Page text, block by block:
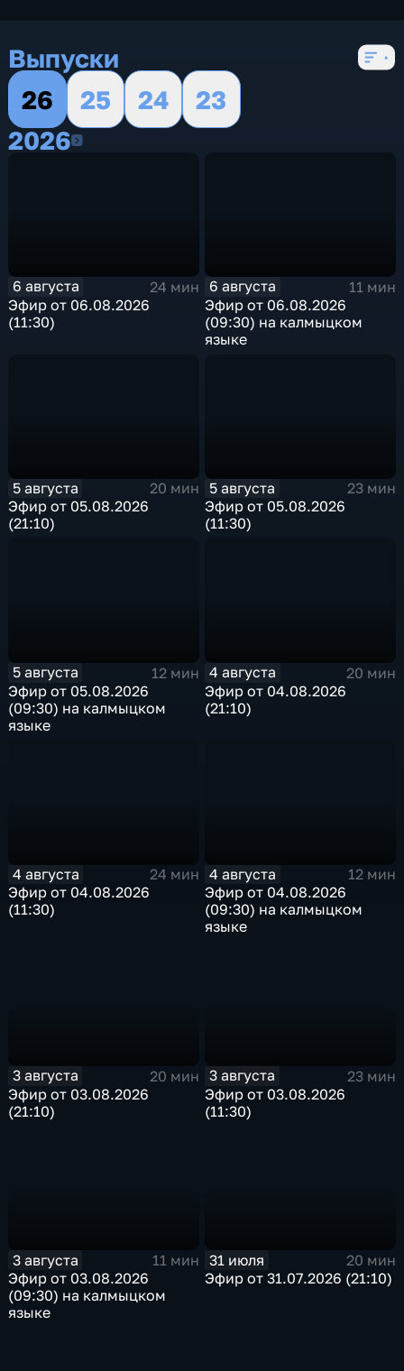
Выпуски
26
25 24
23
20262026
6 августа
24 мин
Эфир от 06.08.2026
(11:30)
6 августа
11 мин
Эфир от 06.08.2026
(09:30) на калмыцком
языке
5 августа
20 мин
Эфир от 05.08.2026
(21:10)
5 августа
23 мин
Эфир от 05.08.2026
(11:30)
5 августа
12 мин
Эфир от 05.08.2026
(09:30) на калмыцком
языке
4 августа
20 мин
Эфир от 04.08.2026
(21:10)
4 августа
24 мин
Эфир от 04.08.2026
(11:30)
4 августа
12 мин
Эфир от 04.08.2026
(09:30) на калмыцком
языке
3 августа
20 мин
Эфир от 03.08.2026
(21:10)
3 августа
23 мин
Эфир от 03.08.2026
(11:30)
3 августа
11 мин
Эфир от 03.08.2026
(09:30) на калмыцком
языке
31 июля
20 мин
Эфир от 31.07.2026 (21:10)